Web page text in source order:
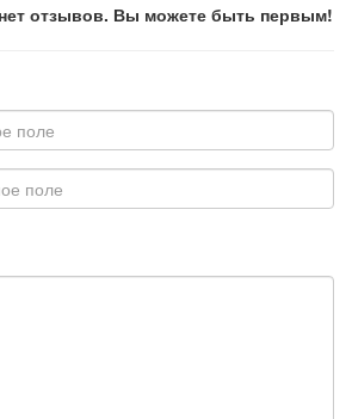
отзывов. Вы можете быть первым!